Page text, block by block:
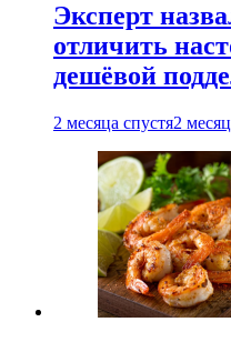
Эксперт
отличить
дешёвой
2 месяца спустя2